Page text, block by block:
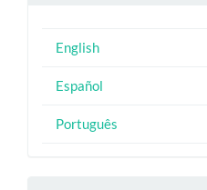
English
Español
Português